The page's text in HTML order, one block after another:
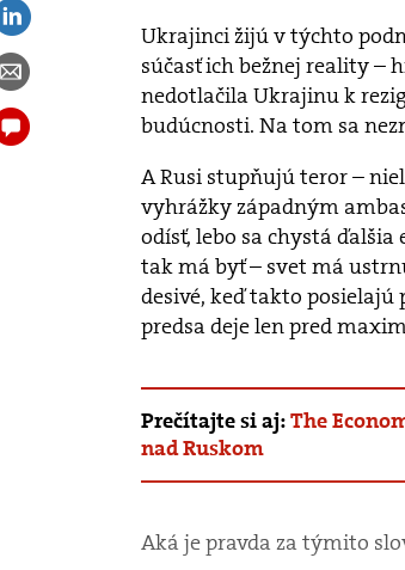
Ukrajinci žijú v týchto
súčasť ich bežnej reality –
nedotlačila Ukrajinu k
budúcnosti. Na tom sa
A Rusi stupňujú teror –
vyhrážky západným
odísť, lebo sa chystá
tak má byť – svet má
desivé, keď takto posielajú
predsa deje len pred
Prečítajte si aj:The
nad Ruskom
Aká je pravda za týmito